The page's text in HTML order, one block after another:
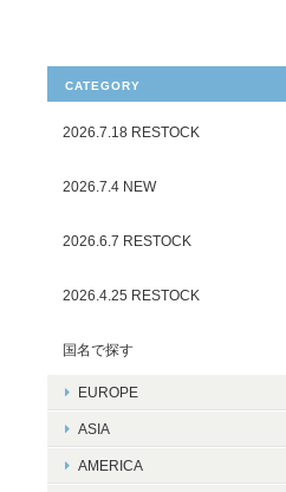
CATEGORY
2026.7.18 RESTOCK
2026.7.4 NEW
2026.6.7 RESTOCK
2026.4.25 RESTOCK
国名で探す
EUROPE
ASIA
AMERICA